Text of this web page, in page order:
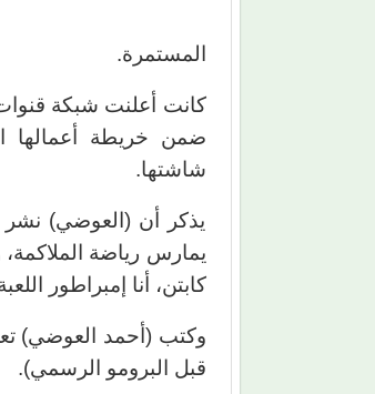
المستمرة.
شاشتها.
يذكر أن (العوضي)
يمارس رياضة
كابتن، أنا إمبراطور
وكتب (أحمد العوضي)
قبل البرومو الرسمي).